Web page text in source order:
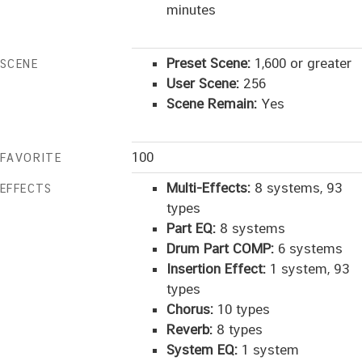
minutes
SCENE Preset Scene:1,600 or greater
User Scene:256
Scene Remain:Yes
FAVORITE 100
EFFECTS Multi-Effects:8 systems, 93
types
Part EQ:8 systems
Drum Part COMP:6 systems
Insertion Effect:1 system, 93
types
Chorus:10 types
Reverb:8 types
System EQ:1 system